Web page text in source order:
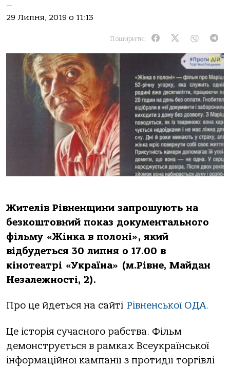
—
29 Липня, 2019 о 11:13
Поширити:
Жителів Рівненщини запрошують на
безкоштовний показ документального
фільму «Жінка в полоні», який
відбудеться 30 липня о 17.00 в
кінотеатрі «Україна» (м.Рівне, Майдан
Незалежності, 2).
Про це йдеться на сайті Рівненської ОДА.
Це історія сучасного рабства. Фільм
демонструється в рамках Всеукраїнської
інформаційної кампанії з протидії торгівлі